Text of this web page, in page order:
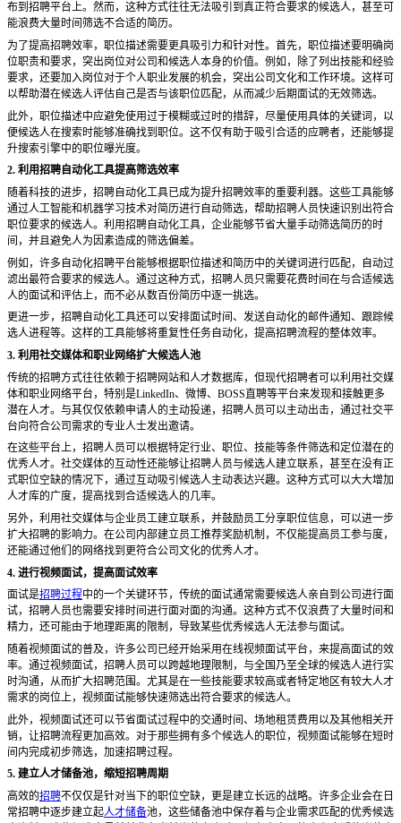
布到招聘平台上。然而，这种方式往往无法吸引到真正符合要求的候选人，甚至可
能浪费大量时间筛选不合适的简历。
为了提高招聘效率，职位描述需要更具吸引力和针对性。首先，职位描述要明确岗
位职责和要求，突出岗位对公司和候选人本身的价值。例如，除了列出技能和经验
要求，还要加入岗位对于个人职业发展的机会，突出公司文化和工作环境。这样可
以帮助潜在候选人评估自己是否与该职位匹配，从而减少后期面试的无效筛选。
此外，职位描述中应避免使用过于模糊或过时的措辞，尽量使用具体的关键词，以
便候选人在搜索时能够准确找到职位。这不仅有助于吸引合适的应聘者，还能够提
升搜索引擎中的职位曝光度。
2. 利用招聘自动化工具提高筛选效率
随着科技的进步，招聘自动化工具已成为提升招聘效率的重要利器。这些工具能够
通过人工智能和机器学习技术对简历进行自动筛选，帮助招聘人员快速识别出符合
职位要求的候选人。利用招聘自动化工具，企业能够节省大量手动筛选简历的时
间，并且避免人为因素造成的筛选偏差。
例如，许多自动化招聘平台能够根据职位描述和简历中的关键词进行匹配，自动过
滤出最符合要求的候选人。通过这种方式，招聘人员只需要花费时间在与合适候选
人的面试和评估上，而不必从数百份简历中逐一挑选。
更进一步，招聘自动化工具还可以安排面试时间、发送自动化的邮件通知、跟踪候
选人进程等。这样的工具能够将重复性任务自动化，提高招聘流程的整体效率。
3. 利用社交媒体和职业网络扩大候选人池
传统的招聘方式往往依赖于招聘网站和人才数据库，但现代招聘者可以利用社交媒
体和职业网络平台，特别是LinkedIn、微博、BOSS直聘等平台来发现和接触更多
潜在人才。与其仅仅依赖申请人的主动投递，招聘人员可以主动出击，通过社交平
台向符合公司需求的专业人士发出邀请。
在这些平台上，招聘人员可以根据特定行业、职位、技能等条件筛选和定位潜在的
优秀人才。社交媒体的互动性还能够让招聘人员与候选人建立联系，甚至在没有正
式职位空缺的情况下，通过互动吸引候选人主动表达兴趣。这种方式可以大大增加
人才库的广度，提高找到合适候选人的几率。
另外，利用社交媒体与企业员工建立联系，并鼓励员工分享职位信息，可以进一步
扩大招聘的影响力。在公司内部建立员工推荐奖励机制，不仅能提高员工参与度，
还能通过他们的网络找到更符合公司文化的优秀人才。
4. 进行视频面试，提高面试效率
面试是招聘过程中的一个关键环节，传统的面试通常需要候选人亲自到公司进行面
试，招聘人员也需要安排时间进行面对面的沟通。这种方式不仅浪费了大量时间和
精力，还可能由于地理距离的限制，导致某些优秀候选人无法参与面试。
随着视频面试的普及，许多公司已经开始采用在线视频面试平台，来提高面试的效
率。通过视频面试，招聘人员可以跨越地理限制，与全国乃至全球的候选人进行实
时沟通，从而扩大招聘范围。尤其是在一些技能要求较高或者特定地区有较大人才
需求的岗位上，视频面试能够快速筛选出符合要求的候选人。
此外，视频面试还可以节省面试过程中的交通时间、场地租赁费用以及其他相关开
销，让招聘流程更加高效。对于那些拥有多个候选人的职位，视频面试能够在短时
间内完成初步筛选，加速招聘过程。
5. 建立人才储备池，缩短招聘周期
高效的招聘不仅仅是针对当下的职位空缺，更是建立长远的战略。许多企业会在日
常招聘中逐步建立起人才储备池，这些储备池中保存着与企业需求匹配的优秀候选